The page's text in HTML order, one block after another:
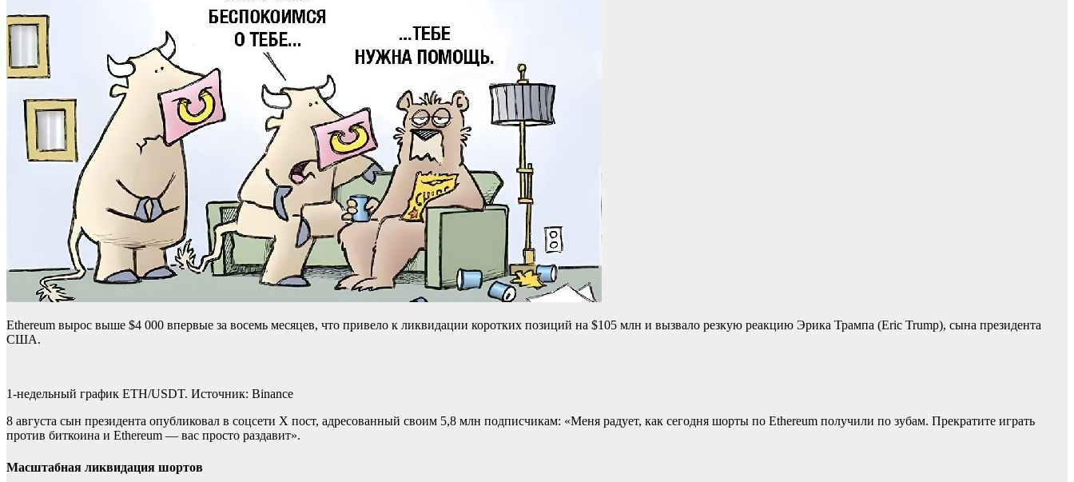
Ethereum вырос выше $4 000 впервые за восемь месяцев, что привело к ликвидации коротких позиций на $105 млн и вызвало резкую реакцию Эрика Трампа (Eric Trump), сына президента
США.
1-недельный график ETH/USDT. Источник: Binance
8 августа сын президента опубликовал в соцсети X пост, адресованный своим 5,8 млн подписчикам: «Меня радует, как сегодня шорты по Ethereum получили по зубам. Прекратите играть
против биткоина и Ethereum — вас просто раздавит».
Масштабная ликвидация шортов